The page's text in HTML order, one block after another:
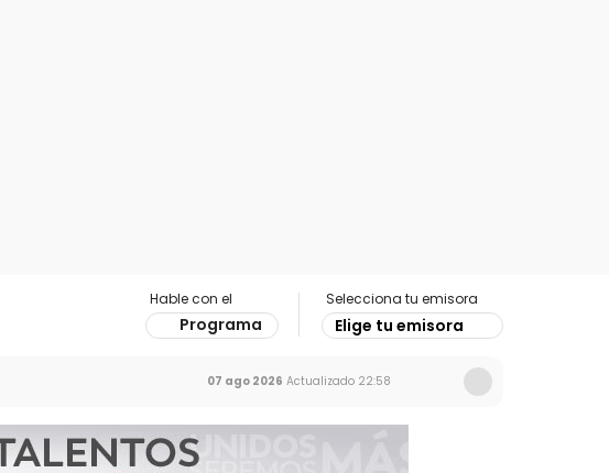
Hable con el
Programa
Selecciona tu emisora
Elige tu emisora
07 ago 2026 Actualizado 22:58